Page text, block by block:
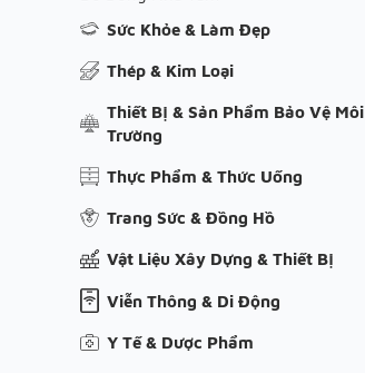
Sức Khỏe & Làm Đẹp
Thép & Kim Loại
Thiết Bị & Sản Phẩm Bảo Vệ Môi
Trường
Thực Phẩm & Thức Uống
Trang Sức & Đồng Hồ
Vật Liệu Xây Dựng & Thiết Bị
Viễn Thông & Di Động
Y Tế & Dược Phẩm